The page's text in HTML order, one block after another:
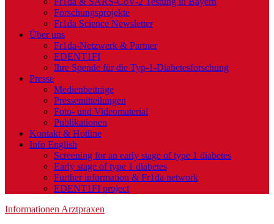
Forschungsprojekte
Fr1da Science Newsletter
Über uns
Fr1da-Netzwerk & Partner
EDENT1FI
Ihre Spende für die Typ-1-Diabetesforschung
Presse
Medienbeiträge
Pressemitteilungen
Foto- und Videomaterial
Publikationen
Kontakt & Hotline
Info English
Screening for an early stage of type 1 diabetes
Early stage of type 1 diabetes
Further information & Fr1da network
EDENT1FI project
Informationen Arztpraxen